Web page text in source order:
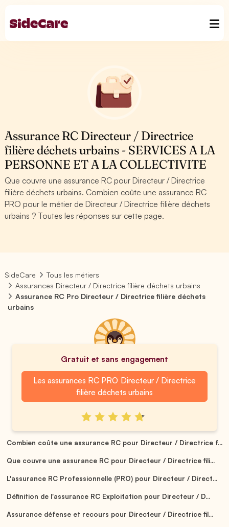
Assurance RC Directeur / Directrice
filière déchets urbains - SERVICES A LA
PERSONNE ET A LA COLLECTIVITE
Que couvre une assurance RC pour Directeur / Directrice
filière déchets urbains. Combien coûte une assurance RC
PRO pour le métier de Directeur / Directrice filière déchets
urbains ? Toutes les réponses sur cette page.
SideCare
Tous les métiers
Assurances Directeur / Directrice filière déchets urbains
Assurance RC Pro Directeur / Directrice filière déchets
urbains
Gratuit et sans engagement
Les assurances RC PRO Directeur / Directrice
filière déchets urbains
Combien coûte une assurance RC pour Directeur / Directrice f...
Que couvre une assurance RC pour Directeur / Directrice fili...
L'assurance RC Professionnelle (PRO) pour Directeur / Direct...
Définition de l'assurance RC Exploitation pour Directeur / D...
Assurance défense et recours pour Directeur / Directrice fil...